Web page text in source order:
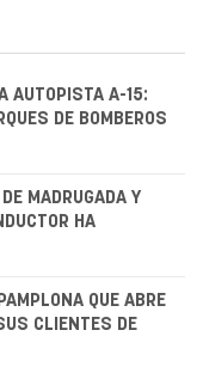
AUTOPISTA A-15:
DE BOMBEROS
MADRUGADA Y
HA
QUE ABRE
CLIENTES DE